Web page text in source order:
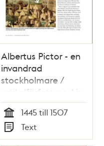
Albertus Pictor - en
invandrad
stockholmare /
artikelförfattare: Lin
Annerbäck
Tid
1445 till 1507
Typ
Text